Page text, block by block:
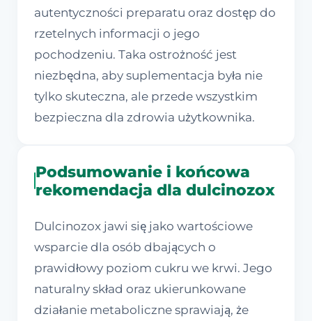
autentyczności preparatu oraz dostęp do
rzetelnych informacji o jego
pochodzeniu. Taka ostrożność jest
niezbędna, aby suplementacja była nie
tylko skuteczna, ale przede wszystkim
bezpieczna dla zdrowia użytkownika.
Podsumowanie i końcowa
rekomendacja dla dulcinozox
Dulcinozox jawi się jako wartościowe
wsparcie dla osób dbających o
prawidłowy poziom cukru we krwi. Jego
naturalny skład oraz ukierunkowane
działanie metaboliczne sprawiają, że